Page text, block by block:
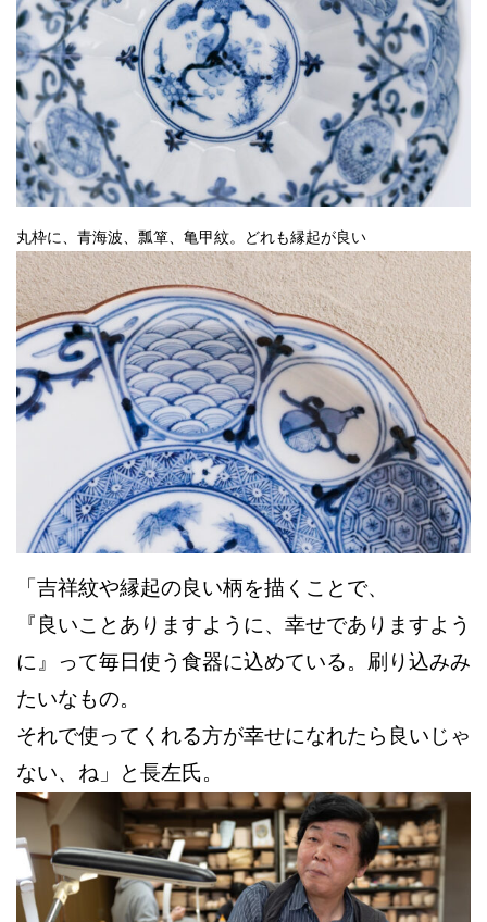
丸枠に、青海波、瓢箪、亀甲紋。どれも縁起が良い
「吉祥紋や縁起の良い柄を描くことで、
『良いことありますように、幸せでありますよう
に』って毎日使う食器に込めている。刷り込みみ
たいなもの。
それで使ってくれる方が幸せになれたら良いじゃ
ない、ね」と長左氏。